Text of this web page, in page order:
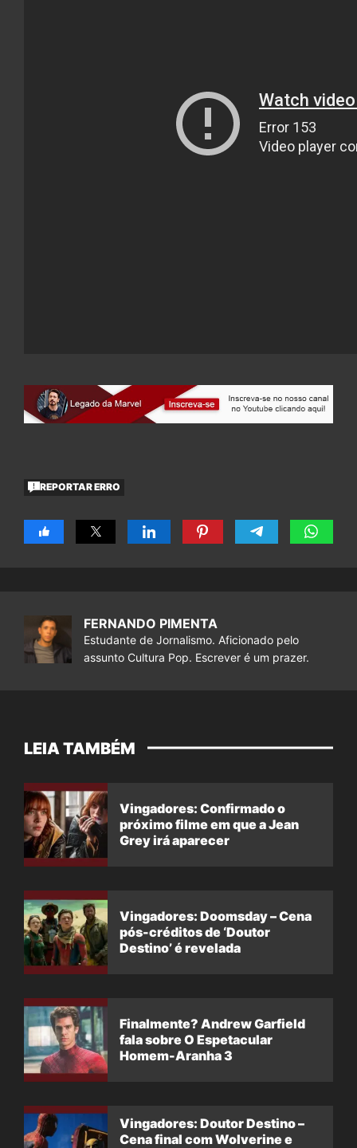
REPORTAR ERRO
FERNANDO PIMENTA
Estudante de Jornalismo. Aficionado pelo
assunto Cultura Pop. Escrever é um prazer.
LEIA TAMBÉM
Vingadores: Confirmado o
próximo filme em que a Jean
Grey irá aparecer
Vingadores: Doomsday – Cena
pós-créditos de ‘Doutor
Destino’ é revelada
Finalmente? Andrew Garfield
fala sobre O Espetacular
Homem-Aranha 3
Vingadores: Doutor Destino –
Cena final com Wolverine e